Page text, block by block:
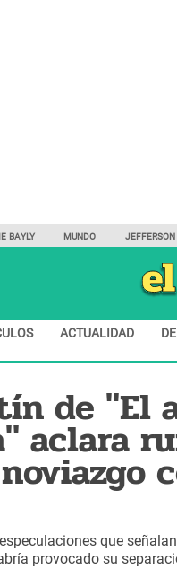
BAYLY MUNDO
ACTUALIDAD
de "El
aclara
que
provocado su